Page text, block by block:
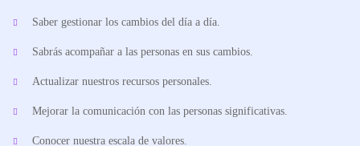
Saber gestionar los cambios del día a día.
Sabrás acompañar a las personas en sus cambios.
Actualizar nuestros recursos personales.
Mejorar la comunicación con las personas significativas.
Conocer nuestra escala de valores.